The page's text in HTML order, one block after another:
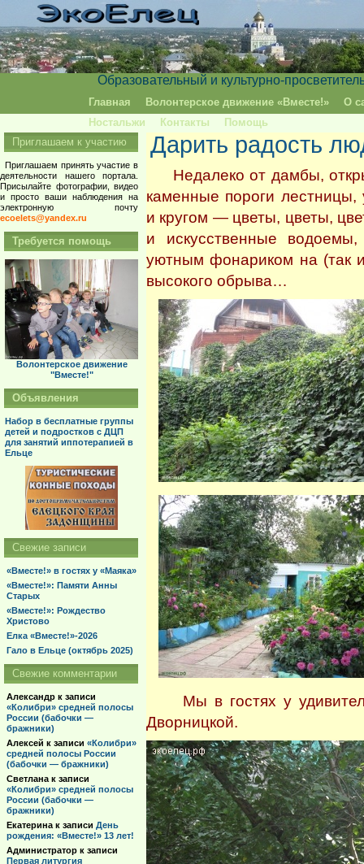
Образовательный и культурно-
Главная Волонтерское движение «Вместе!»
О
Ностальжи
Контакты Помощь
Дарить радость
Недалеко от дамбы,
каменные пороги лестницы,
и кругом — цветы, цветы,
и искусственные
уютным фонариком на (так
высокого обрыва…
Мы в гостях у
Дворницкой.
Приглашаем к участию
Приглашаем принять участие в
деятельности нашего портала.
Присылайте фотографии, видео
и просто ваши наблюдения на
электронную почту
ecoelets@yandex.ru
Требуется помощь
Волонтерское движение
"Вместе!"
Объявления
Набор в бесплатные группы
детей и подростков с ДЦП
для занятий иппотерапией в
Ельце
Свежие записи
«Вместе!» в гостях у «Маяка»
«Вместе!»: Памяти Анны
Старых
«Вместе!»: Рождество
Христово
Елка «Вместе!»-2026
Гало в Ельце (октябрь 2025)
Свежие комментарии
Александр к записи
«Колибри» средней полосы
России (бабочки —
бражники)
Алексей к записи «Колибри»
средней полосы России
(бабочки — бражники)
Светлана к записи
«Колибри» средней полосы
России (бабочки —
бражники)
Екатерина к записи День
рождения: «Вместе!» 13 лет!
Администратор к записи
Первая литургия